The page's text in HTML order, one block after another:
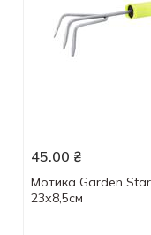
45.00 ₴
Мотика Garden
23х8,5см